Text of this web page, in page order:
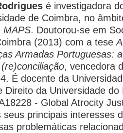
é investigadora
de Coimbra, no
MAPS. Doutorou-se em
(2013) com a tese
Armadas Portuguesas:
, vencedora
É docente da
Direito da Universidade do
- Global Atrocity
seus principais interesses
problemáticas